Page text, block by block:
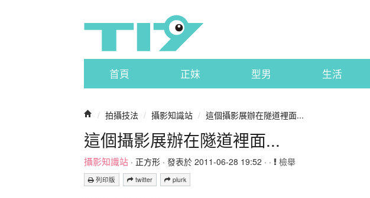
首頁 正妹 型男 生活
/ 拍攝技法 / 攝影知識站 / 這個攝影展辦在隧道裡面...
這個攝影展辦在隧道裡面...
攝影知識站 · 正方形 · 發表於 2011-06-28 19:52 · · 檢舉
列印版 twitter plurk